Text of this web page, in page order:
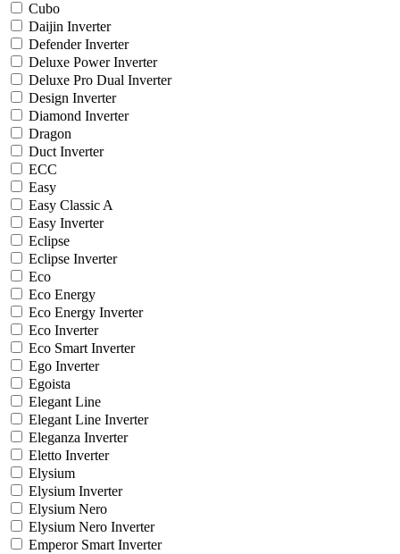
Cubo
Daijin Inverter
Defender Inverter
Deluxe Power Inverter
Deluxe Pro Dual Inverter
Design Inverter
Diamond Inverter
Dragon
Duct Inverter
ECC
Easy
Easy Classic A
Easy Inverter
Eclipse
Eclipse Inverter
Eco
Eco Energy
Eco Energy Inverter
Eco Inverter
Eco Smart Inverter
Ego Inverter
Egoista
Elegant Line
Elegant Line Inverter
Eleganza Inverter
Eletto Inverter
Elysium
Elysium Inverter
Elysium Nero
Elysium Nero Inverter
Emperor Smart Inverter